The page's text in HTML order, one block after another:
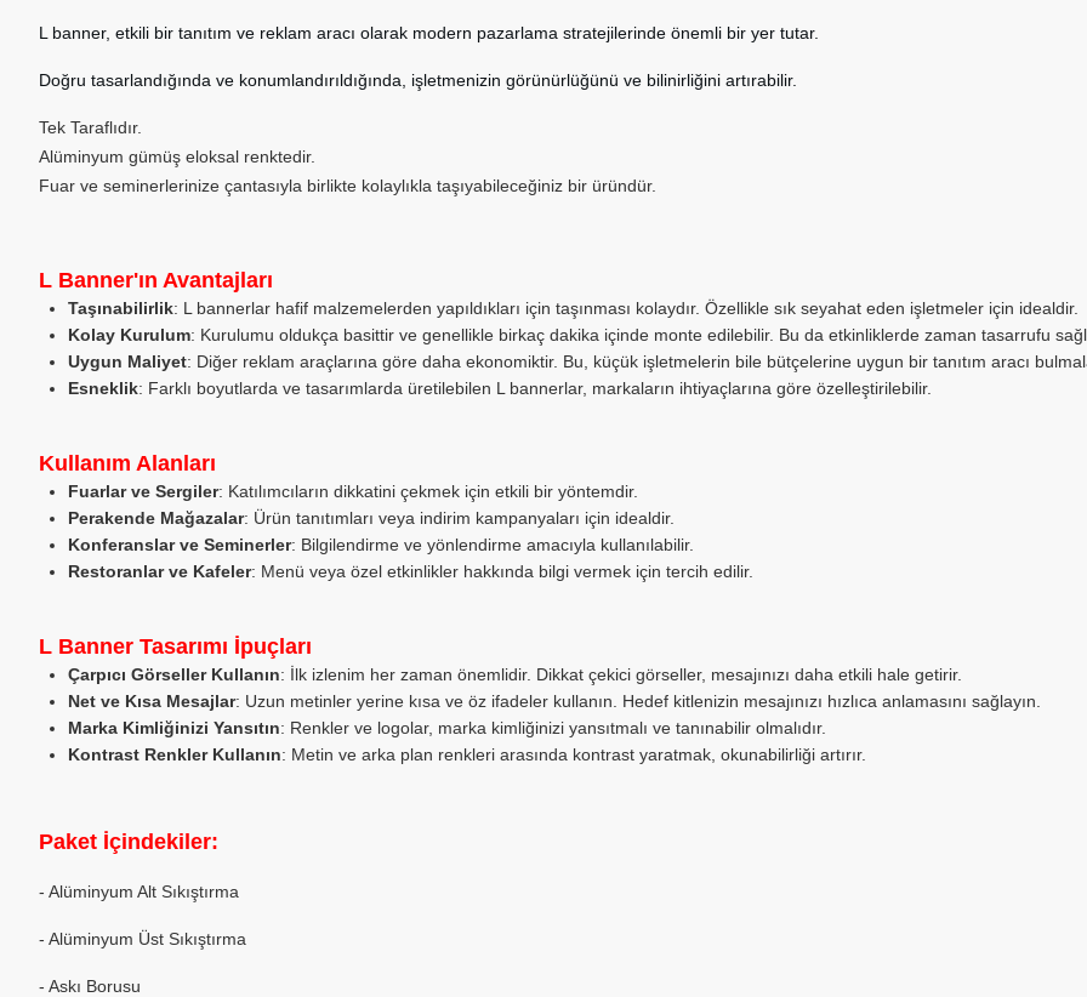
L banner, etkili bir tanıtım ve reklam aracı olarak modern pazarlama stratejilerinde önemli bir yer tutar.
Doğru tasarlandığında ve konumlandırıldığında, işletmenizin görünürlüğünü ve bilinirliğini artırabilir.
Tek Taraflıdır.
Alüminyum gümüş eloksal renktedir.
Fuar ve seminerlerinize çantasıyla birlikte kolaylıkla taşıyabileceğiniz bir üründür.
L Banner'ın Avantajları
Taşınabilirlik: L bannerlar hafif malzemelerden yapıldıkları için taşınması kolaydır. Özellikle sık seyahat eden işletmeler için idealdir.
Kolay Kurulum: Kurulumu oldukça basittir ve genellikle birkaç dakika içinde monte edilebilir. Bu da etkinliklerde zaman tasarrufu
Uygun Maliyet: Diğer reklam araçlarına göre daha ekonomiktir. Bu, küçük işletmelerin bile bütçelerine uygun bir tanıtım aracı
Esneklik: Farklı boyutlarda ve tasarımlarda üretilebilen L bannerlar, markaların ihtiyaçlarına göre özelleştirilebilir.
Kullanım Alanları
Fuarlar ve Sergiler: Katılımcıların dikkatini çekmek için etkili bir yöntemdir.
Perakende Mağazalar: Ürün tanıtımları veya indirim kampanyaları için idealdir.
Konferanslar ve Seminerler: Bilgilendirme ve yönlendirme amacıyla kullanılabilir.
Restoranlar ve Kafeler: Menü veya özel etkinlikler hakkında bilgi vermek için tercih edilir.
L Banner Tasarımı İpuçları
Çarpıcı Görseller Kullanın: İlk izlenim her zaman önemlidir. Dikkat çekici görseller, mesajınızı daha etkili hale getirir.
Net ve Kısa Mesajlar: Uzun metinler yerine kısa ve öz ifadeler kullanın. Hedef kitlenizin mesajınızı hızlıca anlamasını sağlayın.
Marka Kimliğinizi Yansıtın: Renkler ve logolar, marka kimliğinizi yansıtmalı ve tanınabilir olmalıdır.
Kontrast Renkler Kullanın: Metin ve arka plan renkleri arasında kontrast yaratmak, okunabilirliği artırır.
Paket İçindekiler:
- Alüminyum Alt Sıkıştırma
- Alüminyum Üst Sıkıştırma
- Askı Borusu